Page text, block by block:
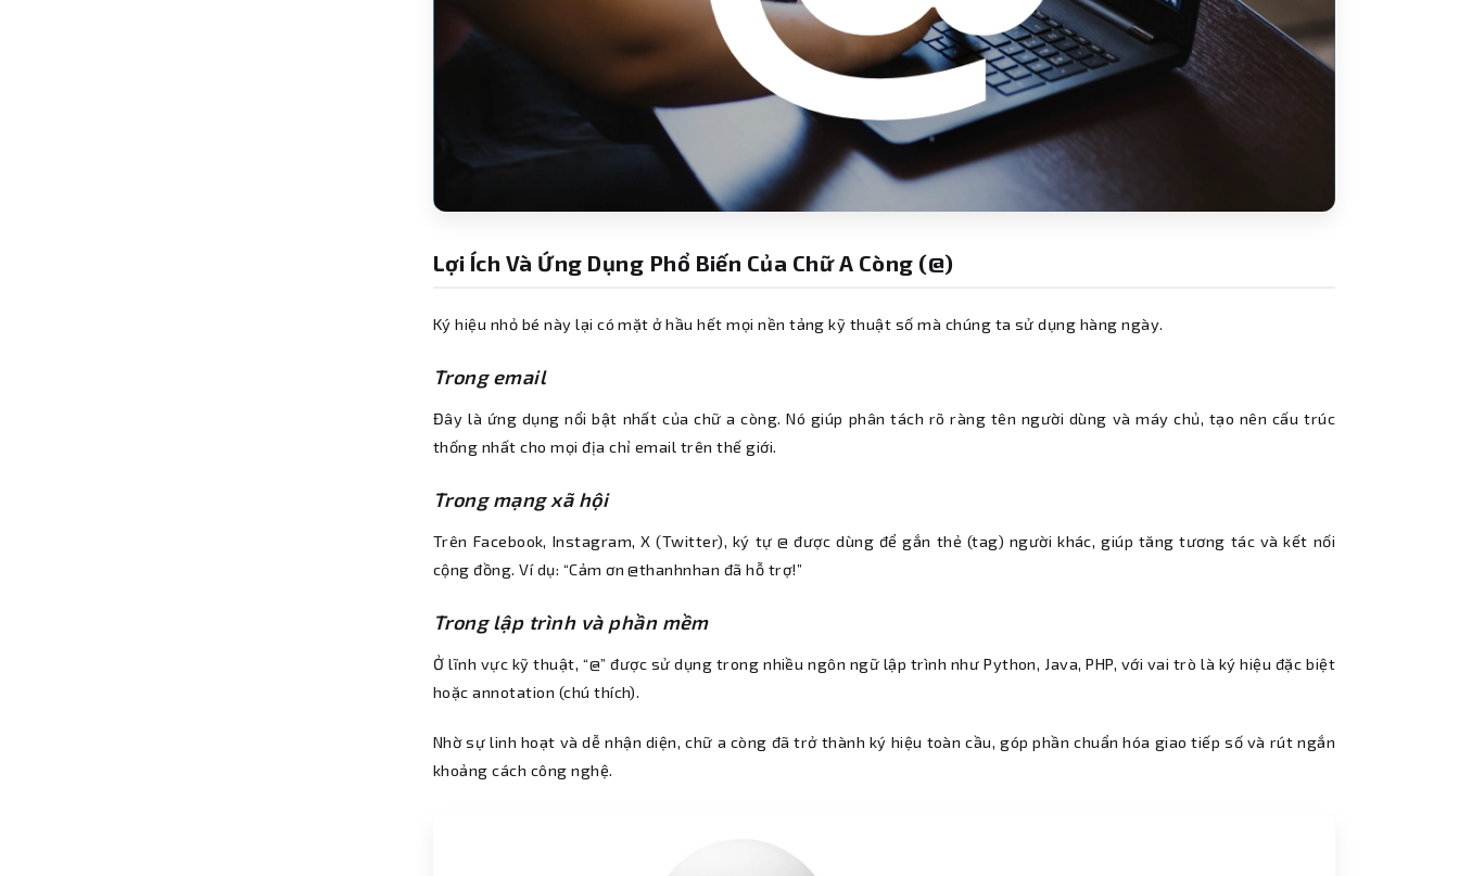
Lợi Ích Và Ứng Dụng Phổ Biến Của Chữ A Còng (@)
Ký hiệu nhỏ bé này lại có mặt ở hầu hết mọi nền tảng kỹ thuật số mà chúng ta sử dụng hàng ngày.
Trong email
Đây là ứng dụng nổi bật nhất của chữ a còng. Nó giúp phân tách rõ ràng tên người dùng và máy chủ, tạo nên cấu trúc
thống nhất cho mọi địa chỉ email trên thế giới.
Trong mạng xã hội
Trên Facebook, Instagram, X (Twitter), ký tự @ được dùng để gắn thẻ (tag) người khác, giúp tăng tương tác và kết nối
cộng đồng. Ví dụ: “Cảm ơn @thanhnhan đã hỗ trợ!”
Trong lập trình và phần mềm
Ở lĩnh vực kỹ thuật, “@” được sử dụng trong nhiều ngôn ngữ lập trình như Python, Java, PHP, với vai trò là ký hiệu đặc biệt
hoặc annotation (chú thích).
Nhờ sự linh hoạt và dễ nhận diện, chữ a còng đã trở thành ký hiệu toàn cầu, góp phần chuẩn hóa giao tiếp số và rút ngắn
khoảng cách công nghệ.